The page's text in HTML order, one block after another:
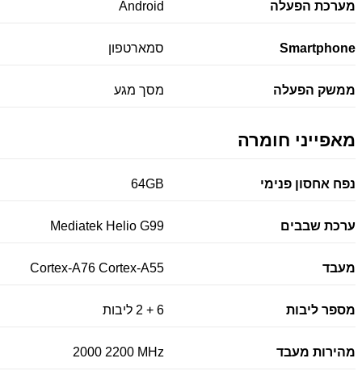
מערכת הפעלה Android
Smartphone סמארטפון
ממשק הפעלה מסך מגע
מאפייני חומרה
נפח אחסון פנימי 64GB
ערכת שבבים Mediatek Helio G99
מעבד Cortex-A76 Cortex-A55
מספר ליבות 6 + 2 ליבות
מהירות מעבד 2000 2200 MHz